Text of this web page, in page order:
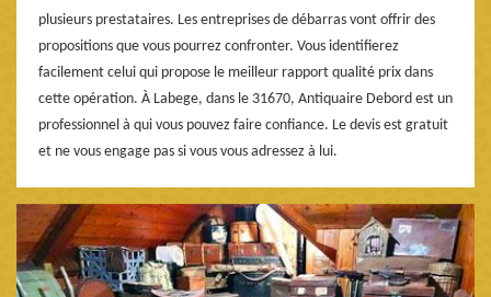
plusieurs prestataires. Les entreprises de débarras vont offrir des
propositions que vous pourrez confronter. Vous identifierez
facilement celui qui propose le meilleur rapport qualité prix dans
cette opération. À Labege, dans le 31670, Antiquaire Debord est un
professionnel à qui vous pouvez faire confiance. Le devis est gratuit
et ne vous engage pas si vous vous adressez à lui.